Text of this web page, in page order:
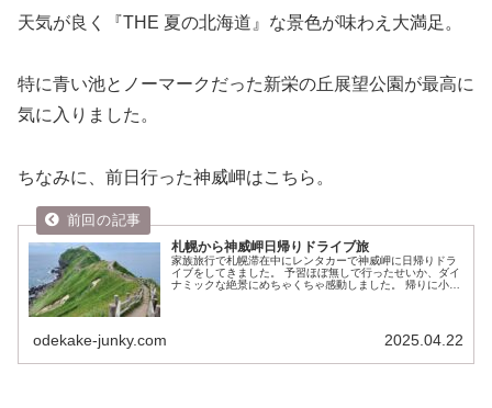
天気が良く『THE 夏の北海道』な景色が味わえ大満足。
特に青い池とノーマークだった新栄の丘展望公園が最高に
気に入りました。
ちなみに、前日行った神威岬はこちら。
札幌から神威岬日帰りドライブ旅
家族旅行で札幌滞在中にレンタカーで神威岬に日帰りドラ
イブをしてきました。 予習ほぼ無しで行ったせいか、ダイ
ナミックな絶景にめちゃくちゃ感動しました。 帰りに小樽
odekake-junky.com 2025.04.22